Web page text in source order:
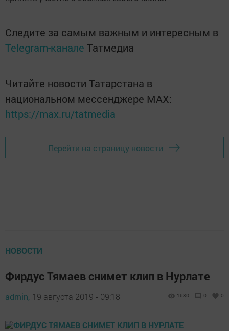
Следите за самым важным и интересным в
Telegram-канале Татмедиа
Читайте новости Татарстана в
национальном мессенджере MАХ:
https://max.ru/tatmedia
Перейти на страницу новости
НОВОСТИ
Фирдус Тямаев снимет клип в Нурлате
admin, 19 августа 2019 - 09:18 1680 0 0